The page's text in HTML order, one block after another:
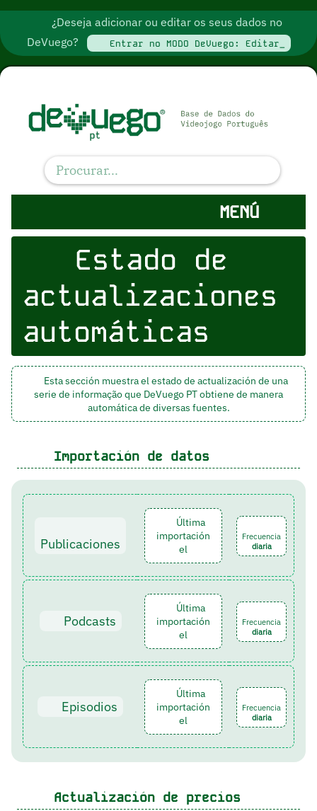
¿Deseja adicionar ou editar os seus dados no
DeVuego?
Entrar no MODO DeVuego: Editar_
MENÚ
Estado de
actualizaciones
automáticas
Esta sección muestra el estado de actualización de una
serie de informação que DeVuego PT obtiene de manera
automática de diversas fuentes.
Importación de datos
Publicaciones
Última
importación
el
Frecuencia
diaria
Podcasts
Última
importación
el
Frecuencia
diaria
Episodios
Última
importación
el
Frecuencia
diaria
Actualización de precios